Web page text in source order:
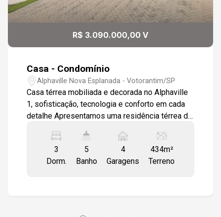
Aug/Mon
11
R$ 3.090.000,00 V
Casa - Condomínio
Alphaville Nova Esplanada - Votorantim/SP
Casa térrea mobiliada e decorada no Alphaville
1, sofisticação, tecnologia e conforto em cada
detalhe Apresentamos uma residência térrea de
1, ao lado da praça principal um dos pontos
mais nobres e valorizados da região. Com 434
m² de terreno, esta casa une design
3
Dorm.
5
Banho
4
Garagens
434m²
Terreno